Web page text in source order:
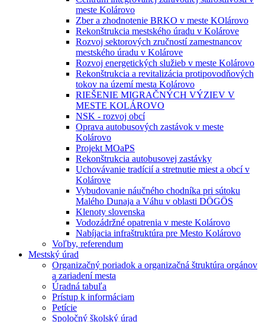
meste Kolárovo
Zber a zhodnotenie BRKO v meste KOlárovo
Rekonštrukcia mestského úradu v Kolárove
Rozvoj sektorových zručností zamestnancov
mestského úradu v Kolárove
Rozvoj energetických služieb v meste Kolárovo
Rekonštrukcia a revitalizácia protipovodňových
tokov na území mesta Kolárovo
RIEŠENIE MIGRAČNÝCH VÝZIEV V
MESTE KOLÁROVO
NSK - rozvoj obcí
Oprava autobusových zastávok v meste
Kolárovo
Projekt MOaPS
Rekonštrukcia autobusovej zastávky
Uchovávanie tradícií a stretnutie miest a obcí v
Kolárove
Vybudovanie náučného chodníka pri sútoku
Malého Dunaja a Váhu v oblasti DÖGÖS
Klenoty slovenska
Vodozádržné opatrenia v meste Kolárovo
Nabíjacia infraštruktúra pre Mesto Kolárovo
Voľby, referendum
Mestský úrad
Organizačný poriadok a organizačná štruktúra orgánov
a zariadení mesta
Úradná tabuľa
Prístup k informáciam
Petície
Spoločný školský úrad